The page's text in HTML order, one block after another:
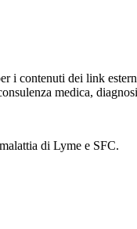
i contenuti dei link
medica,
di Lyme e SFC.